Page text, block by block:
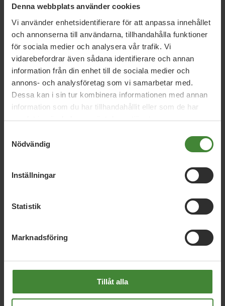
Denna webbplats använder cookies
Vi använder enhetsidentifierare för att anpassa innehållet
och annonserna till användarna, tillhandahålla funktioner
för sociala medier och analysera vår trafik. Vi
vidarebefordrar även sådana identifierare och annan
information från din enhet till de sociala medier och
annons- och analysföretag som vi samarbetar med.
Dessa kan i sin tur kombinera informationen med annan
information som du har tillhandahållit eller som de har
samlat in när du har använt deras tjänster.
Nödvändig
Inställningar
Statistik
Marknadsföring
Tillåt alla
Sverige behöver en långsiktig och rättssäker lösning som
sätter barnets bästa och familjens sammanhållning i
centrum. Familjer ska inte splittras på grund av
administrativa gränsdragningar. Unga människor ska inte
straffas för att de fyller år.
Tonårsutvisningarna måste därför få ett slut, på riktigt.
Gunnel Bergman (MP), regionfullmäktigeledamot
Uppsala län, 13 juli 2026
beredskap och lantbruk